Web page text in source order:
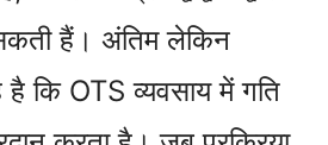
हैं। अंतिम लेकिन
है कि OTS व्यवसाय में गति